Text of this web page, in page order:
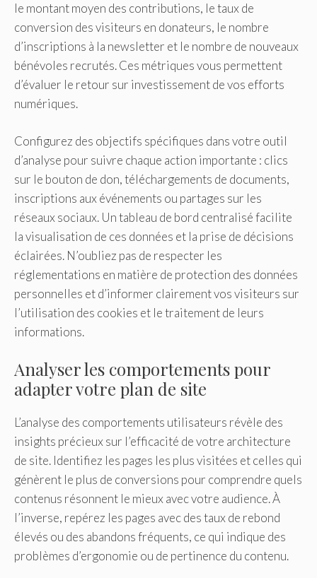
le montant moyen des contributions, le taux de
conversion des visiteurs en donateurs, le nombre
d’inscriptions à la newsletter et le nombre de nouveaux
bénévoles recrutés. Ces métriques vous permettent
d’évaluer le retour sur investissement de vos efforts
numériques.
Configurez des objectifs spécifiques dans votre outil
d’analyse pour suivre chaque action importante : clics
sur le bouton de don, téléchargements de documents,
inscriptions aux événements ou partages sur les
réseaux sociaux. Un tableau de bord centralisé facilite
la visualisation de ces données et la prise de décisions
éclairées. N’oubliez pas de respecter les
réglementations en matière de protection des données
personnelles et d’informer clairement vos visiteurs sur
l’utilisation des cookies et le traitement de leurs
informations.
Analyser les comportements pour
adapter votre plan de site
L’analyse des comportements utilisateurs révèle des
insights précieux sur l’efficacité de votre architecture
de site. Identifiez les pages les plus visitées et celles qui
génèrent le plus de conversions pour comprendre quels
contenus résonnent le mieux avec votre audience. À
l’inverse, repérez les pages avec des taux de rebond
élevés ou des abandons fréquents, ce qui indique des
problèmes d’ergonomie ou de pertinence du contenu.